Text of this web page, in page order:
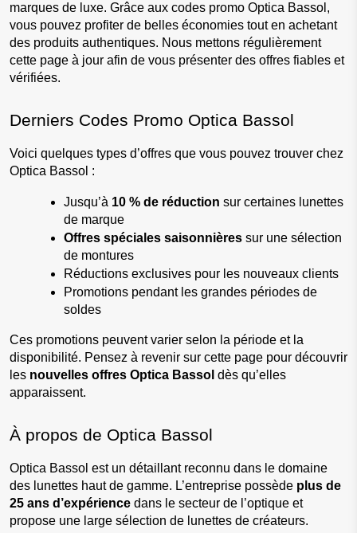
marques de luxe. Grâce aux codes promo Optica Bassol,
vous pouvez profiter de belles économies tout en achetant
des produits authentiques. Nous mettons régulièrement
cette page à jour afin de vous présenter des offres fiables et
vérifiées.
Derniers Codes Promo Optica Bassol
Voici quelques types d’offres que vous pouvez trouver chez
Optica Bassol :
Jusqu’à 10 % de réduction sur certaines lunettes
de marque
Offres spéciales saisonnières sur une sélection
de montures
Réductions exclusives pour les nouveaux clients
Promotions pendant les grandes périodes de
soldes
Ces promotions peuvent varier selon la période et la
disponibilité. Pensez à revenir sur cette page pour découvrir
les nouvelles offres Optica Bassol dès qu’elles
apparaissent.
À propos de Optica Bassol
Optica Bassol est un détaillant reconnu dans le domaine
des lunettes haut de gamme. L’entreprise possède plus de
25 ans d’expérience dans le secteur de l’optique et
propose une large sélection de lunettes de créateurs.